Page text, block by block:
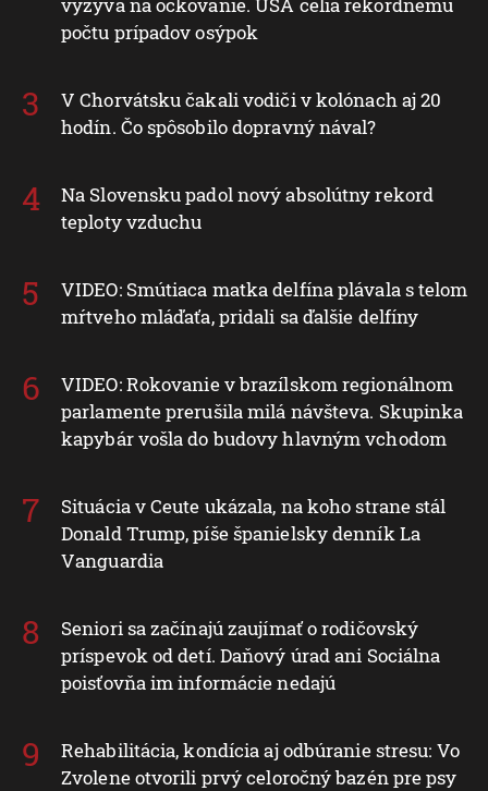
počtu prípadov osýpok
V Chorvátsku čakali vodiči v kolónach aj 20
hodín. Čo spôsobilo dopravný nával?
Na Slovensku padol nový absolútny rekord
teploty vzduchu
VIDEO: Smútiaca matka delfína plávala s telom
mŕtveho mláďaťa, pridali sa ďalšie delfíny
VIDEO: Rokovanie v brazílskom regionálnom
parlamente prerušila milá návšteva. Skupinka
kapybár vošla do budovy hlavným vchodom
Situácia v Ceute ukázala, na koho strane stál
Donald Trump, píše španielsky denník La
Vanguardia
Seniori sa začínajú zaujímať o rodičovský
príspevok od detí. Daňový úrad ani Sociálna
poisťovňa im informácie nedajú
Rehabilitácia, kondícia aj odbúranie stresu: Vo
Zvolene otvorili prvý celoročný bazén pre psy